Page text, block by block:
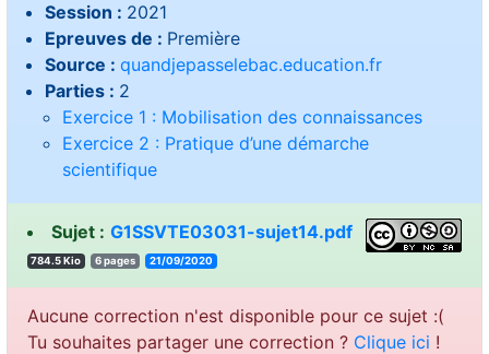
Session : 2021
Epreuves de : Première
Source : quandjepasselebac.education.fr
Parties : 2
Exercice 1 : Mobilisation des connaissances
Exercice 2 : Pratique d’une démarche
scientifique
Sujet : G1SSVTE03031-sujet14.pdf
784.5 Kio 6 pages 21/09/2020
Aucune correction n'est disponible pour ce sujet :(
Tu souhaites partager une correction ? Clique ici !